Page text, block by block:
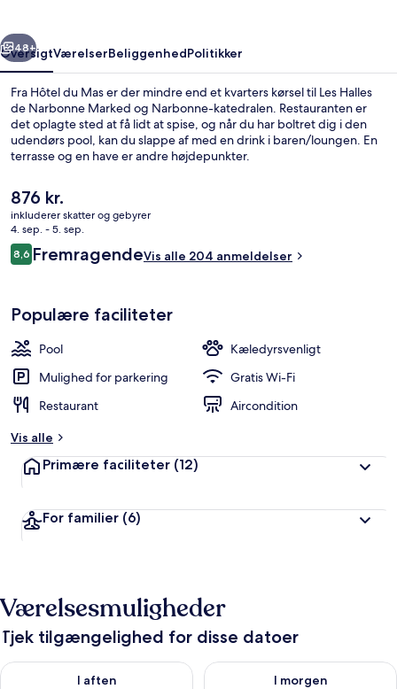
Næste
48+
OversigtVærelserBeliggenhedPolitikker
Fra Hôtel du Mas er der mindre end et kvarters kørsel til Les Halles
de Narbonne Marked og Narbonne-katedralen. Restauranten er
det oplagte sted at få lidt at spise, og når du har boltret dig i den
udendørs pool, kan du slappe af med en drink i baren/loungen. En
terrasse og en have er andre højdepunkter.
Den
nuværende
pris
er
876 kr.
876 kr.
inkluderer skatter og gebyrer
4. sep. - 5. sep.
Anmeldelser
8,68,6 ud af 10.
FremragendeVis alle 204 anmeldelser
Populære faciliteter
Pool
Kæledyrsvenligt
Mulighed for parkering
Gratis Wi-Fi
Restaurant
Aircondition
Vis alle
Primære faciliteter (12)
For familier (6)
Værelsesmuligheder
Tjek tilgængelighed for disse datoer
I aften
Tjek tilgængelighed for i aften aug. 7 - aug. 8
I morgen
Tjek tilgængelighed for i